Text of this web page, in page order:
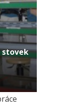
stovek